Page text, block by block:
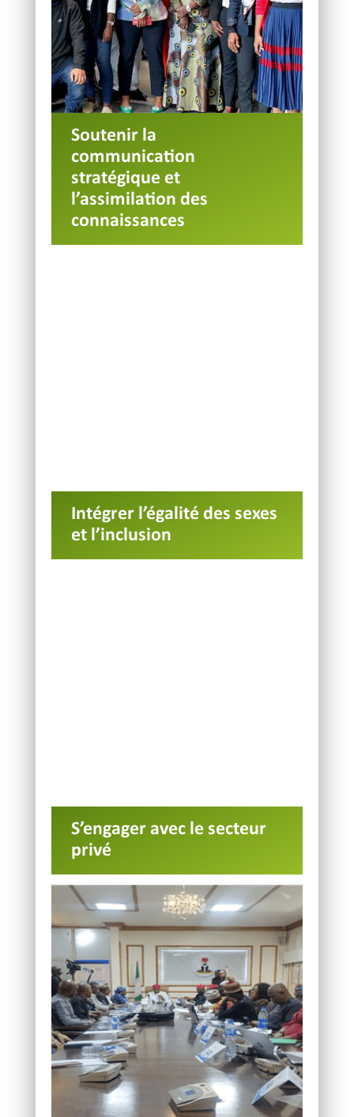
Soutenir la
communication
stratégique et
l’assimilation des
connaissances
Intégrer l’égalité des sexes
et l’inclusion
S’engager avec le secteur
privé